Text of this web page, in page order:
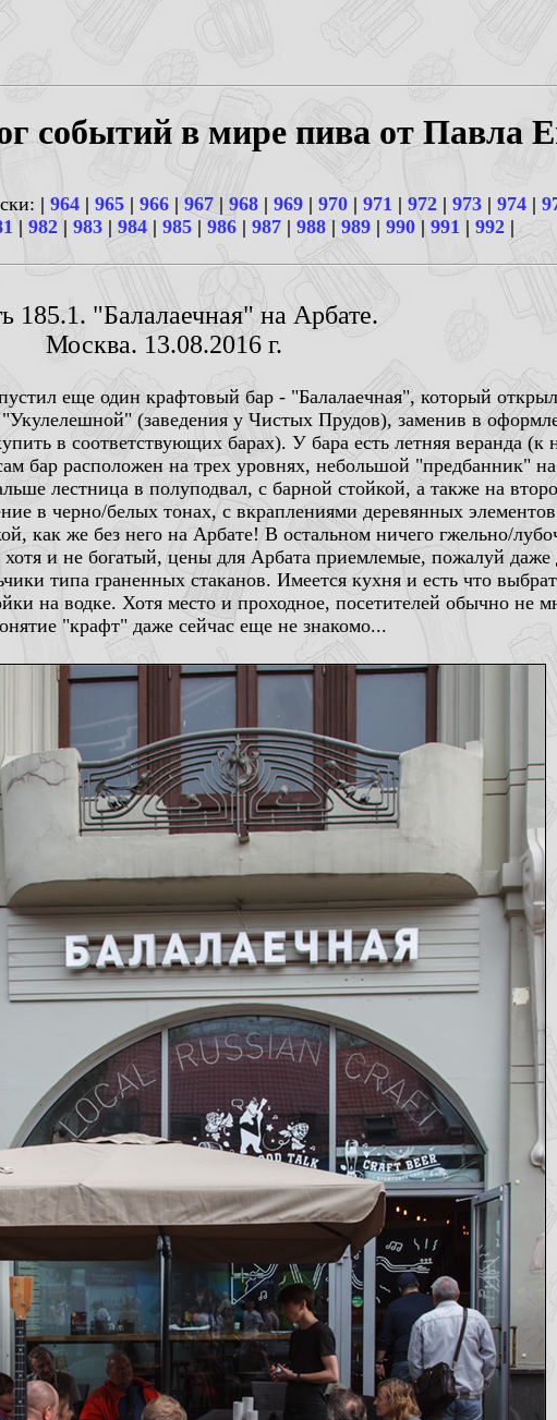
событий в мире пива от Павла
| 964 | 965 | 966 | 967 | 968 | 969 | 970 | 971 | 972 | 973 | 974 |
| 982 | 983 |984| 985 | 986 | 987 | 988| 989 | 990 | 991 | 992 |
185.1. "Балалаечная" на Арбате.
Москва. 13.08.2016 г.
еще один крафтовый бар - "Балалаечная", который
(заведения у Чистых Прудов), заменив в
в соответствующих барах). У бара есть летняя веранда (к
бар расположен на трех уровнях, небольшой "предбанник"
лестница в полуподвал, с барной стойкой, а также на
в черно/белых тонах, с вкраплениями деревянных
как же без него на Арбате! В остальном ничего гжельно/
и не богатый, цены для Арбата приемлемые, пожалуй
типа граненных стаканов. Имеется кухня и есть что
на водке. Хотя место и проходное, посетителей обычно не
"крафт" даже сейчас еще не знакомо...